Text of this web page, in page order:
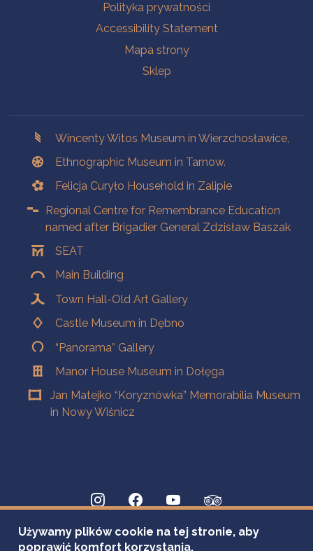
Polityka prywatności
Accessibility Statement
Mapa strony
Sklep
Wincenty Witos Museum in Wierzchosławice,
Ethnographic Museum in Tarnow.
Felicja Curyło Household in Zalipie
Regional Centre for Remembrance Education
named after Brigadier General Zdzisław Baszak
SEAT
Main Building
Town Hall-Old Art Gallery
Castle Museum in Dębno
“Panorama” Gallery
Manor House Museum in Dołęga
Jan Matejko “Koryznówka” Memorabilia Museum
in Nowy Wiśnicz
Używamy plików cookie na tej stronie, aby
poprawić komfort korzystania.